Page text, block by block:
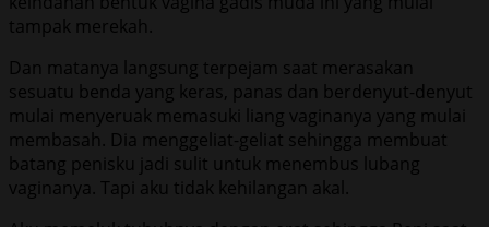
tampak merekah.
Dan matanya langsung terpejam saat merasakan
sesuatu benda yang keras, panas dan berdenyut-denyut
mulai menyeruak memasuki liang vaginanya yang mulai
membasah. Dia menggeliat-geliat sehingga membuat
batang penisku jadi sulit untuk menembus lubang
vaginanya. Tapi aku tidak kehilangan akal.